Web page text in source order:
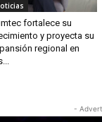
fortalece su
y proyecta su
regional en
-